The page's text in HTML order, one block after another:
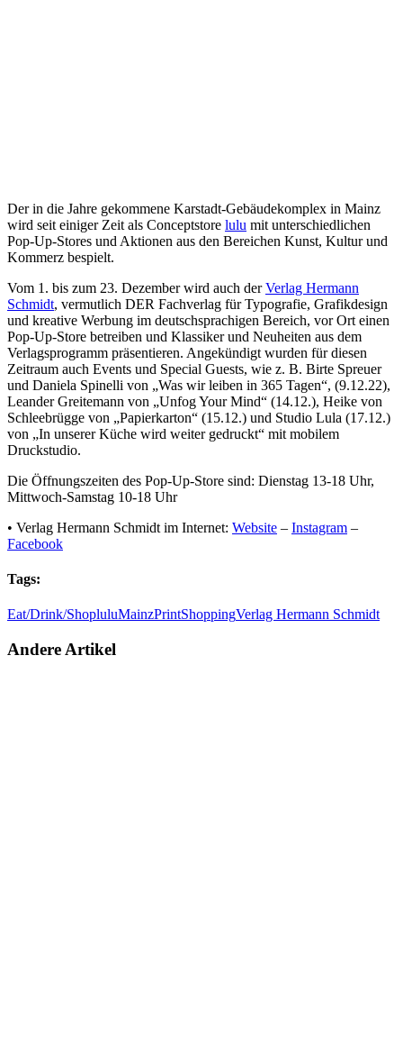
Der in die Jahre gekommene Karstadt-Gebäudekomplex in Mainz
wird seit einiger Zeit als Conceptstore lulu mit unterschiedlichen
Pop-Up-Stores und Aktionen aus den Bereichen Kunst, Kultur und
Kommerz bespielt.
Vom 1. bis zum 23. Dezember wird auch derVerlag Hermann
Schmidt, vermutlich DER Fachverlag für Typografie, Grafikdesign
und kreative Werbung im deutschsprachigen Bereich, vor Ort einen
Pop-Up-Store betreiben und Klassiker und Neuheiten aus dem
Verlagsprogramm präsentieren. Angekündigt wurden für diesen
Zeitraum auch Events und Special Guests, wie z. B. Birte Spreuer
und Daniela Spinelli von „Was wir leiben in 365 Tagen“, (9.12.22),
Leander Greitemann von „Unfog Your Mind“ (14.12.), Heike von
Schleebrügge von „Papierkarton“ (15.12.) und Studio Lula (17.12.)
von „In unserer Küche wird weiter gedruckt“ mit mobilem
Druckstudio.
Die Öffnungszeiten des Pop-Up-Store sind: Dienstag 13-18 Uhr,
Mittwoch-Samstag 10-18 Uhr
• Verlag Hermann Schmidt im Internet: Website – Instagram –
Facebook
Tags:
Eat/Drink/ShopluluMainzPrintShoppingVerlag Hermann Schmidt
Andere Artikel